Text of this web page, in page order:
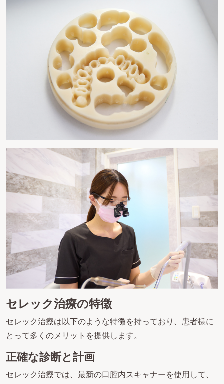
セレック治療の特徴
セレック治療は以下のような特徴を持っており、患者様に
とって多くのメリットを提供します。
正確な診断と計画
セレック治療では、最新の口腔内スキャナーを使用して、